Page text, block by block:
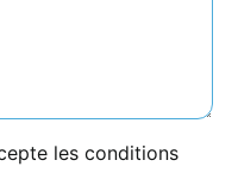
les conditions